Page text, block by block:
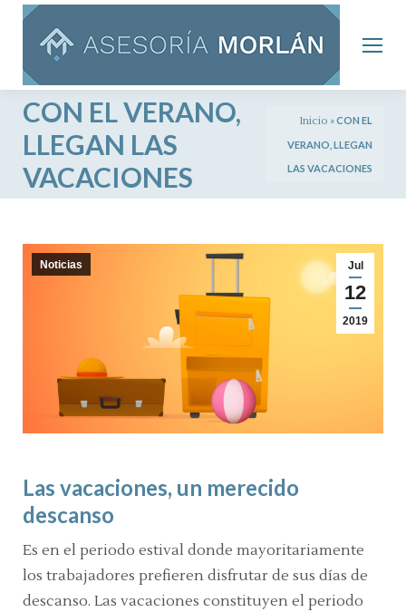
CON EL VERANO,
LLEGAN LAS
VACACIONES
Inicio »CON EL
VERANO, LLEGAN
LAS VACACIONES
Jul
12
2019
Noticias
Las vacaciones, un merecido
descanso
Es en el periodo estival donde mayoritariamente
los trabajadores prefieren disfrutar de sus días de
descanso. Las vacaciones constituyen el periodo